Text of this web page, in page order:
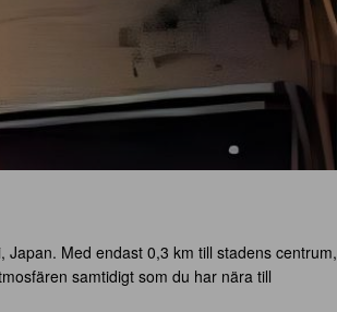
Med endast 0,3 km till stadens centrum,
samtidigt som du har nära till